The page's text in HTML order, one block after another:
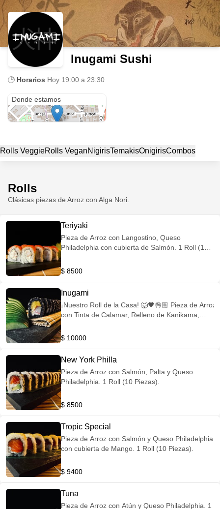
Inugami Sushi
🕒 Horarios Hoy 19:00 a 23:30
Donde estamos
Rolls VeggieRolls VeganNigirisTemakisOnigirisCombos
Rolls
Clásicas piezas de Arroz con Alga Nori.
Teriyaki
Pieza de Arroz con Langostino, Queso
Philadelphia con cubierta de Salmón. 1 Roll (10
$ 8500
Inugami
¡Nuestro Roll de la Casa! 🐺🖤👌🏼 Pieza de Arroz
con Tinta de Calamar, Relleno de Kanikama,
$ 10000
New York Philla
Pieza de Arroz con Salmón, Palta y Queso
Philadelphia. 1 Roll (10 Piezas).
$ 8500
Tropic Special
Pieza de Arroz con Salmón y Queso Philadelphia
con cubierta de Mango. 1 Roll (10 Piezas).
$ 9400
Tuna
Pieza de Arroz con Atún y Queso Philadelphia. 1